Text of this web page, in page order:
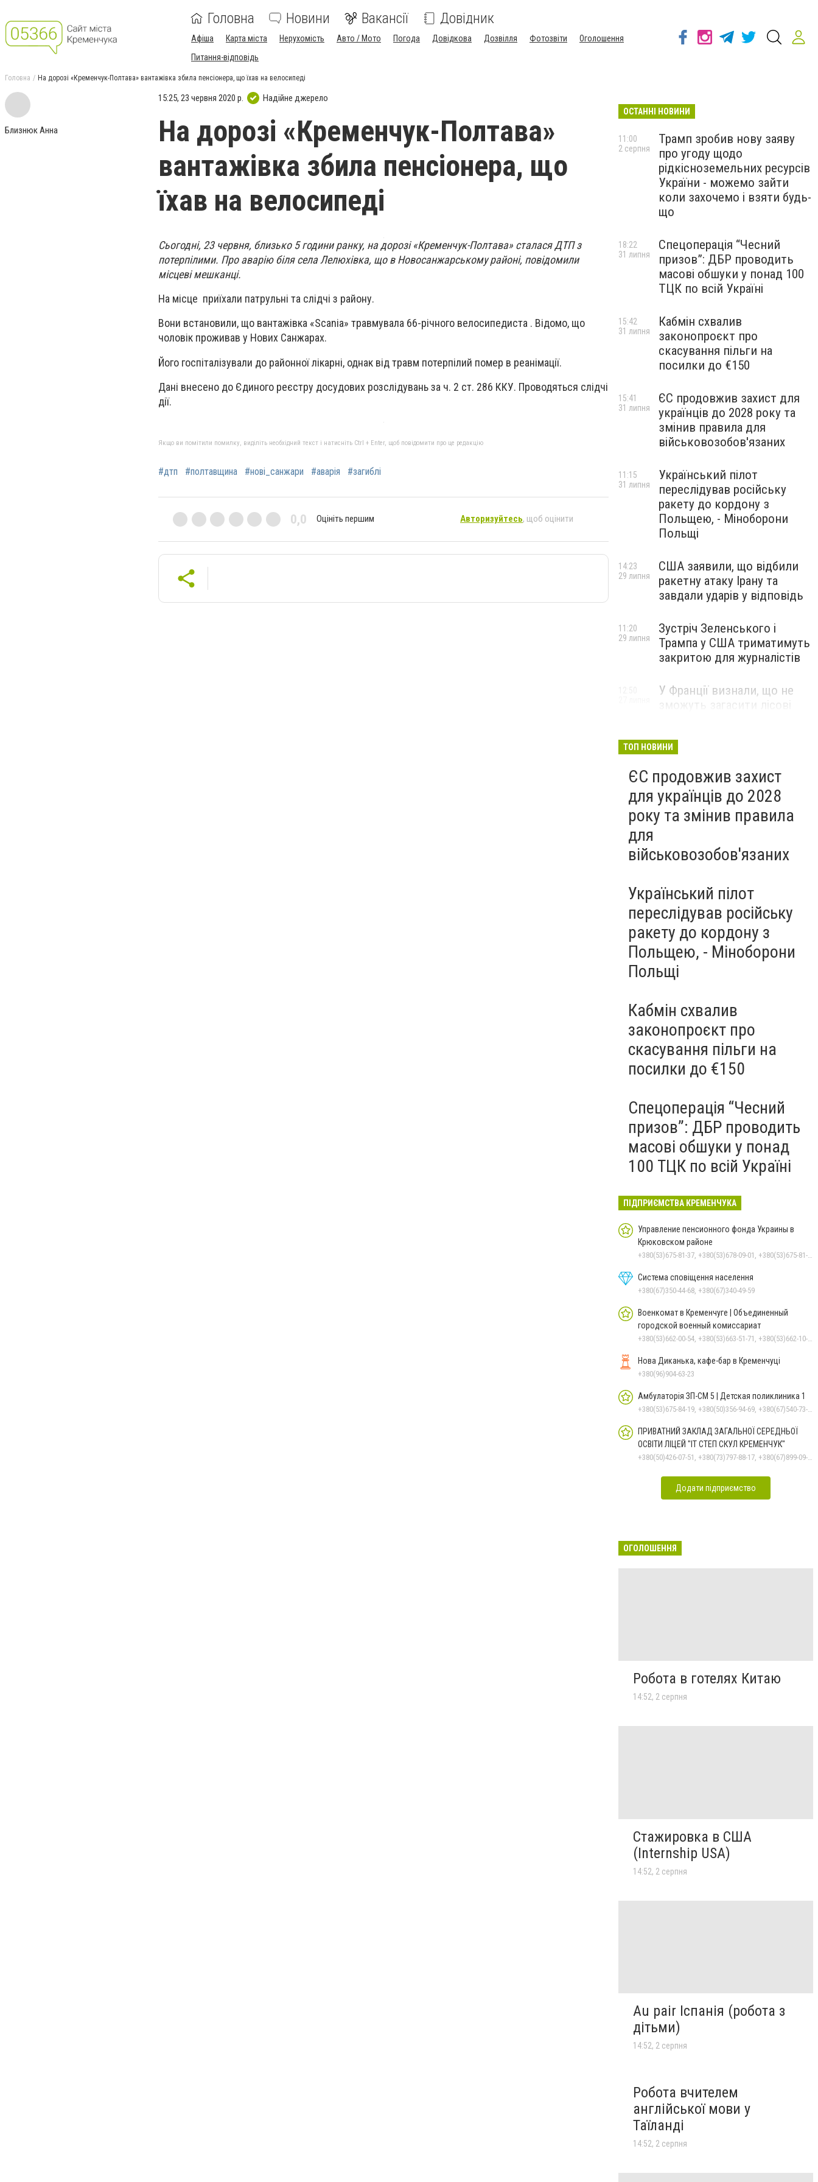
Головна Новини Вакансії Довідник
Афіша Карта міста Нерухомість Авто / Мото Погода Довідкова Дозвілля Фотозвіти
Оголошення
Питання-відповідь
Головна На дорозі «Кременчук-Полтава» вантажівка збила пенсіонера, що їхав на велосипеді
Близнюк Анна
15:25, 23 червня 2020 р. Надійне джерело
На дорозі «Кременчук-Полтава»
вантажівка збила пенсіонера, що
їхав на велосипеді
Сьогодні, 23 червня, близько 5 години ранку, на дорозі «Кременчук-Полтава» сталася ДТП з
потерпілими. Про аварію біля села Лелюхівка, що в Новосанжарському районі, повідомили
місцеві мешканці.
На місце приїхали патрульні та слідчі з району.
Вони встановили, що вантажівка «Scania» травмувала 66-річного велосипедиста . Відомо, що
чоловік проживав у Нових Санжарах.
Його госпіталізували до районної лікарні, однак від травм потерпілий помер в реанімації.
Дані внесено до Єдиного реєстру досудових розслідувань за ч. 2 ст. 286 ККУ. Проводяться слідчі
дії.
Якщо ви помітили помилку, виділіть необхідний текст і натисніть Ctrl + Enter, щоб повідомити про це редакцію
#дтп #полтавщина #нові_санжари #аварія #загиблі
0,0 Оцініть першим Авторизуйтесь, щоб оцінити
ОСТАННІ НОВИНИ
Трамп зробив нову заяву
про угоду щодо
рідкісноземельних ресурсів
України - можемо зайти
коли захочемо і взяти будь-
що
11:00
2 серпня
Спецоперація “Чесний
призов”: ДБР проводить
масові обшуки у понад 100
ТЦК по всій Україні
18:22
31 липня
Кабмін схвалив
законопроєкт про
скасування пільги на
посилки до €150
15:42
31 липня
ЄС продовжив захист для
українців до 2028 року та
змінив правила для
військовозобов'язаних
15:41
31 липня
Український пілот
переслідував російську
ракету до кордону з
Польщею, - Міноборони
Польщі
11:15
31 липня
США заявили, що відбили
ракетну атаку Ірану та
завдали ударів у відповідь
14:23
29 липня
Зустріч Зеленського і
Трампа у США триматимуть
закритою для журналістів
11:20
29 липня
У Франції визнали, що не
ТОП НОВИНИ
ЄС продовжив захист
для українців до 2028
року та змінив правила
для
військовозобов'язаних
Український пілот
переслідував російську
ракету до кордону з
Польщею, - Міноборони
Польщі
Кабмін схвалив
законопроєкт про
скасування пільги на
посилки до €150
Спецоперація “Чесний
призов”: ДБР проводить
масові обшуки у понад
100 ТЦК по всій Україні
ПІДПРИЄМСТВА КРЕМЕНЧУКА
Управление пенсионного фонда Украины в
Крюковском районе
+380(53)675-81-37, +380(53)678-09-01, +380(53)675-81-32, +380(53)675-81-40, +380(53)675-81-33, +380(53)675-81-38, +380(53)675-81-31, +380(53)678-08-87
Система сповіщення населення
+380(67)350-44-68, +380(67)340-49-59
Военкомат в Кременчуге | Объединенный
городской военный комиссариат
+380(53)662-00-54, +380(53)663-51-71, +380(53)662-10-35
Нова Диканька, кафе-бар в Кременчуці
+380(96)904-63-23
Амбулаторія ЗП-СМ 5 | Детская поликлиника 1
+380(53)675-84-19, +380(50)356-94-69, +380(67)540-73-87
ПРИВАТНИЙ ЗАКЛАД ЗАГАЛЬНОЇ СЕРЕДНЬОЇ
ОСВІТИ ЛІЦЕЙ "ІТ СТЕП СКУЛ КРЕМЕНЧУК"
+380(50)426-07-51, +380(73)797-88-17, +380(67)899-09-16
Додати підприємство
ОГОЛОШЕННЯ
Робота в готелях Китаю
14:52, 2 серпня
Стажировка в США
(Internship USA)
14:52, 2 серпня
Au pair Іспанія (робота з
дітьми)
14:52, 2 серпня
Робота вчителем
англійської мови у
Таїланді
14:52, 2 серпня